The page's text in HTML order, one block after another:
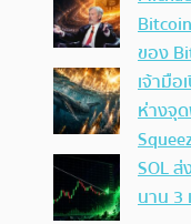
ของ
เจ้ามื
ห่างจุ
SOL
นาน 3